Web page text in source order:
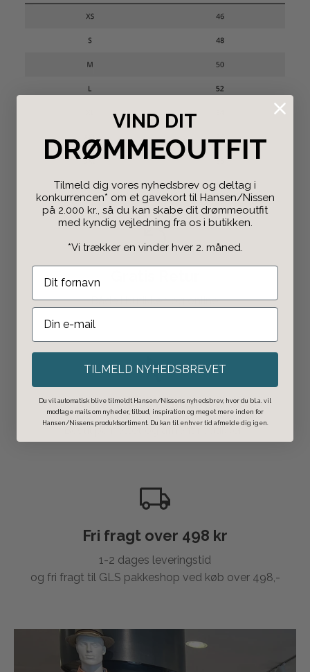
Både i butikken ogonline.
Click & Collect
Bestil på nettet og afhent i butikken.
Fri fragt over 498 kr
1-2 dages leveringstid
og fri fragt til GLS pakkeshop ved køb over 498,-
VIND DIT
DRØMMEOUTFIT
Tilmeld dig vores nyhedsbrev og deltag i
konkurrencen* om et gavekort til Hansen/Nissen
på 2.000 kr., så du kan skabe dit drømmeoutfit
med kyndig vejledning fra os i butikken.
*Vi trækker en vinder hver 2. måned.
TILMELD NYHEDSBREVET
Du vil automatisk blive tilmeldt Hansen/Nissens nyhedsbrev, hvor du bl.a. vil
modtage mails om nyheder, tilbud, inspiration og meget mere inden for
Hansen/Nissens produktsortiment. Du kan til enhver tid afmelde dig igen.